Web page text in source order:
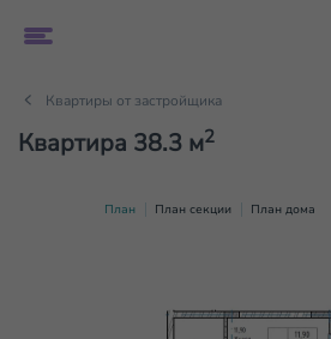
Квартиры от застройщика
Квартира 38.3 м2
План План секции План дома